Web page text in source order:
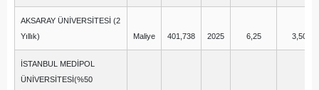
AKSARAY ÜNİVERSİTESİ (2
Yıllık)
Maliye 401,738 2025 6,25 3,50
İSTANBUL MEDİPOL
ÜNİVERSİTESİ(%50